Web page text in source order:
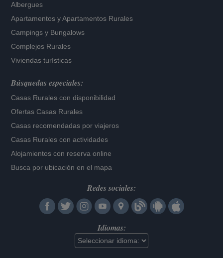
Albergues
Apartamentos yApartamentos Rurales
Campings y Bungalows
Complejos Rurales
Viviendas turísticas
Búsquedas especiales:
Casas Rurales con disponibilidad
Ofertas Casas Rurales
Casas recomendadas por viajeros
Casas Rurales con actividades
Alojamientos con reserva online
Busca por ubicación en el mapa
Redes sociales:
Idiomas: